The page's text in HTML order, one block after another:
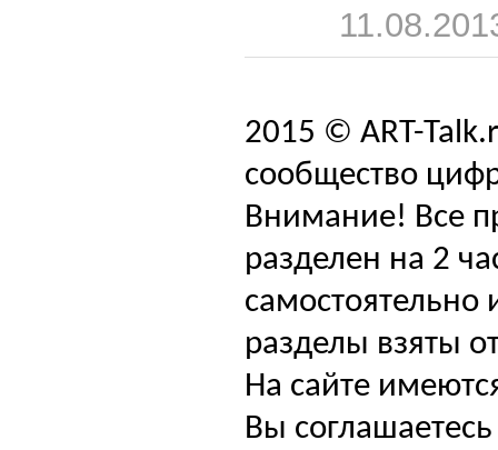
2015 © ART-
сообщество
Внимание! Все
разделен на 2
самостоятельно
разделы взяты
На сайте
Вы